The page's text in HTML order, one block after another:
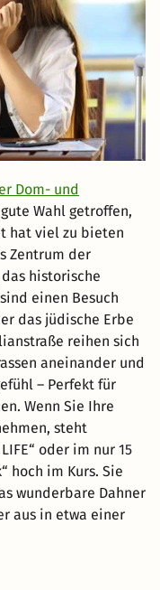
Dom- und
Wahl getroffen,
hat viel zu bieten
Zentrum der
historische
einen Besuch
das jüdische Erbe
reihen sich
aneinander und
– Perfekt für
Wenn Sie Ihre
steht
oder im nur 15
hoch im Kurs. Sie
wunderbare Dahner
aus in etwa einer